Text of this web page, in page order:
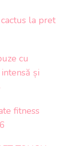
la pret
cu
și
fitness